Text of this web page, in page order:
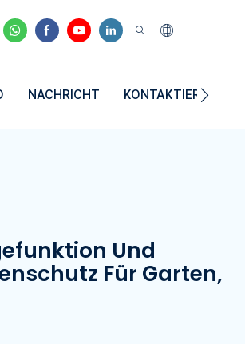
NACHRICHT KONTAKTIEREN SIE
Und
Für Garten,